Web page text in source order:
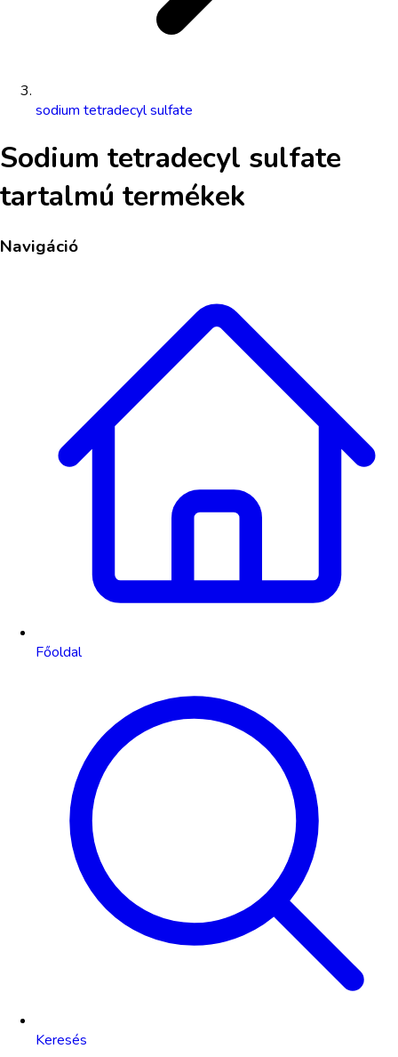
sodium tetradecyl sulfate
Sodium tetradecyl sulfate
tartalmú termékek
Navigáció
Főoldal
Keresés